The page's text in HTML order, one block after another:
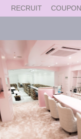
RECRUIT COUPON